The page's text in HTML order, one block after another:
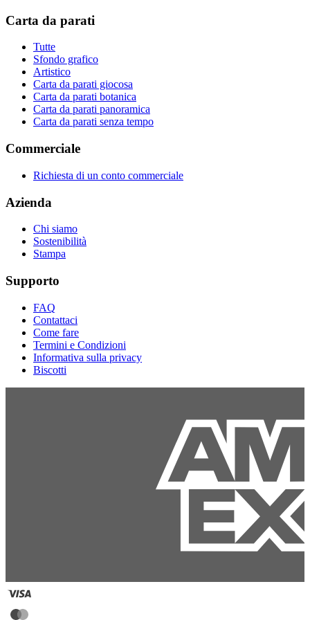
Carta da parati
Tutte
Sfondo grafico
Artistico
Carta da parati giocosa
Carta da parati botanica
Carta da parati panoramica
Carta da parati senza tempo
Commerciale
Richiesta di un conto commerciale
Azienda
Chi siamo
Sostenibilità
Stampa
Supporto
FAQ
Contattaci
Come fare
Termini e Condizioni
Informativa sulla privacy
Biscotti